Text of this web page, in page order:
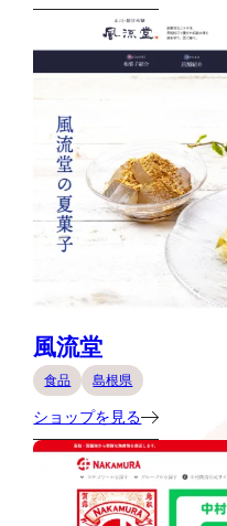
風流堂
食品 島根県
ショップを見る